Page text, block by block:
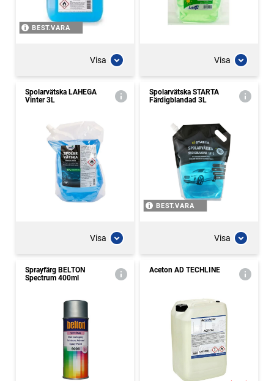
BEST.VARA
Visa Visa
Spolarvätska LAHEGA
Vinter 3L
Visa
Spolarvätska STARTA
Färdigblandad 3L
BEST.VARA
Visa
Sprayfärg BELTON
Spectrum 400ml
Aceton AD TECHLINE